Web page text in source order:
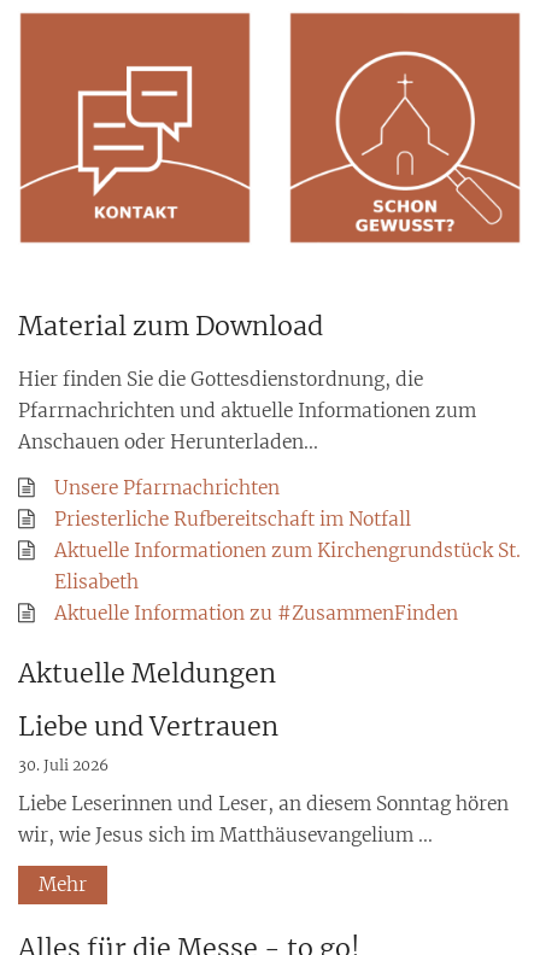
Material zum Download
Hier finden Sie die Gottesdienstordnung, die
Pfarrnachrichten und aktuelle Informationen zum
Anschauen oder Herunterladen...
Unsere Pfarrnachrichten
Priesterliche Rufbereitschaft im Notfall
Aktuelle Informationen zum Kirchengrundstück St.
Elisabeth
Aktuelle Information zu #ZusammenFinden
Aktuelle Meldungen
Liebe und Vertrauen
30. Juli 2026
Liebe Leserinnen und Leser, an diesem Sonntag hören
wir, wie Jesus sich im Matthäusevangelium ...
Mehr